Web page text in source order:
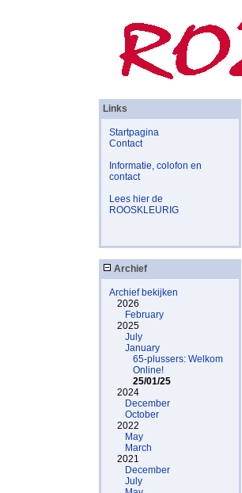
Links
Startpagina
Contact
Informatie, colofon en
contact
Lees hier de
ROOSKLEURIG
Archief
Archief bekijken
2026
February
2025
July
January
65-plussers: Welkom
Online!
25/01/25
2024
December
October
2022
May
March
2021
December
July